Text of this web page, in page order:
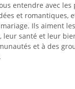
entendre avec
et
Ils aiment
leur santé et leur
et à des